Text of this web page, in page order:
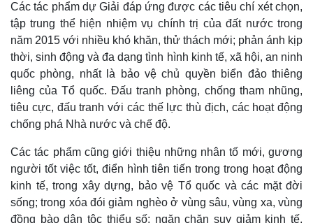
Các tác phẩm dự Giải đáp ứng được các tiêu chí xét chọn,
tập trung thể hiện nhiệm vụ chính trị của đất nước trong
năm 2015 với nhiều khó khăn, thử thách mới; phản ánh kịp
thời, sinh động và đa dạng tình hình kinh tế, xã hội, an ninh
quốc phòng, nhất là bảo vệ chủ quyền biển đảo thiêng
liêng của Tổ quốc. Đấu tranh phòng, chống tham nhũng,
tiêu cực, đấu tranh với các thế lực thù địch, các hoạt động
chống phá Nhà nước và chế độ.
Các tác phẩm cũng giới thiệu những nhân tố mới, gương
người tốt việc tốt, điển hình tiên tiến trong trong hoạt động
kinh tế, trong xây dựng, bảo vệ Tổ quốc và các mặt đời
sống; trong xóa đói giảm nghèo ở vùng sâu, vùng xa, vùng
đồng bào dân tộc thiểu số; ngăn chặn suy giảm kinh tế,